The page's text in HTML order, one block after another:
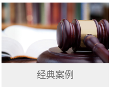
经典案例